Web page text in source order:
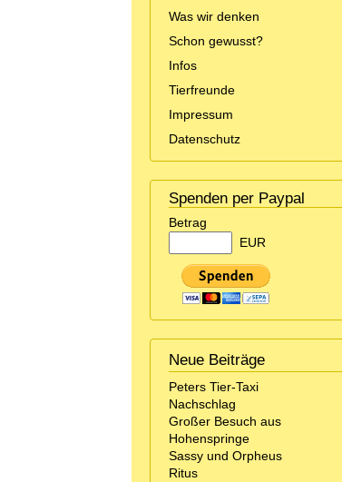
Was wir denken
Schon gewusst?
Infos
Tierfreunde
Impressum
Datenschutz
Spenden per Paypal
Betrag
EUR
Neue Beiträge
Peters Tier-Taxi
Nachschlag
Großer Besuch aus
Hohenspringe
Sassy und Orpheus
Ritus